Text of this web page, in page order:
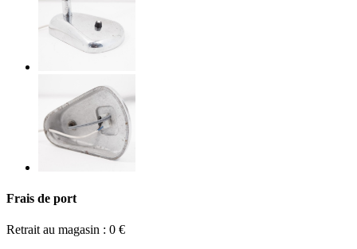
Frais de port
Retrait au magasin : 0 €